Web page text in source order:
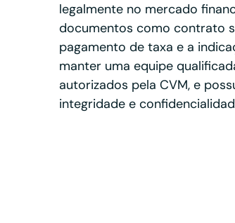
legalmente no mercado
documentos como contrato
pagamento de taxa e a
manter uma equipe
autorizados pela CVM, e
integridade e